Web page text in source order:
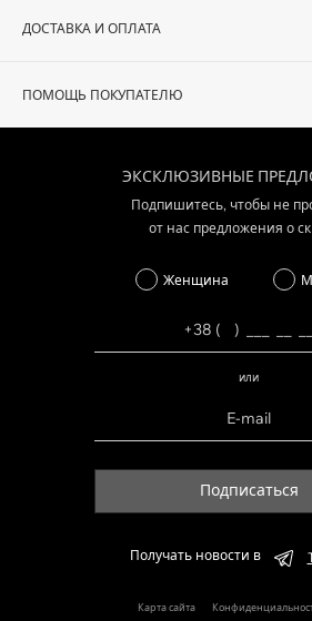
ДОСТАВКА И ОПЛАТА
ПОМОЩЬ ПОКУПАТЕЛЮ
ЭКСКЛЮЗИВНЫЕ
Подпишитесь, чтобы не
от нас предложения о
Женщина
или
Подписаться
Получать новости в
Карта сайта